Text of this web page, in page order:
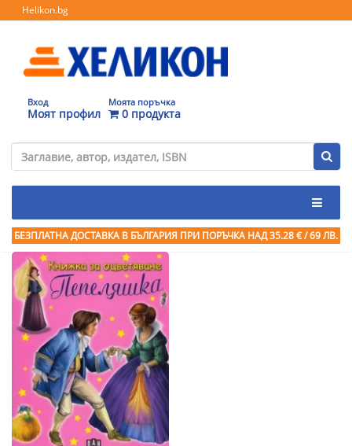
Helikon.bg
Вход
Моят профил
Моята поръчка
0 продукта
БЕЗПЛАТНА ДОСТАВКА В БЪЛГАРИЯ ПРИ ПОРЪЧКА НАД 35.28 € / 69 ЛВ.